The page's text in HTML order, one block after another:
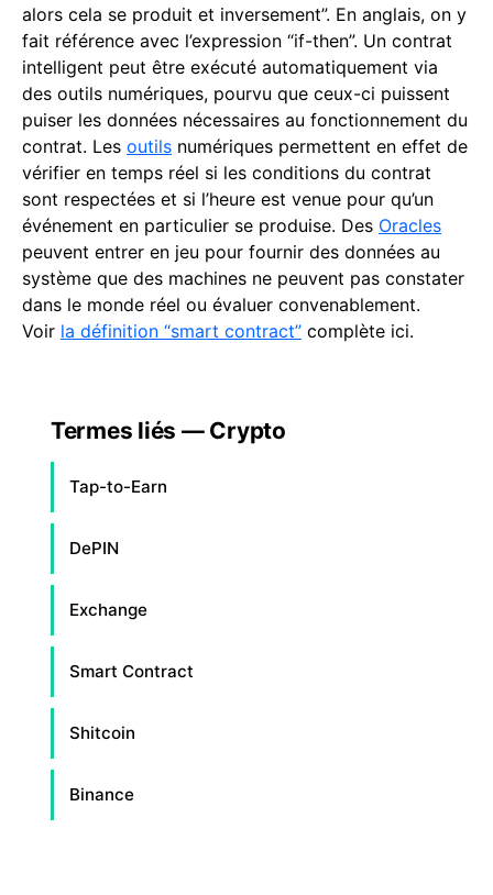
alors cela se produit et inversement”. En anglais, on y
fait référence avec l’expression “if-then”. Un contrat
intelligent peut être exécuté automatiquement via
des outils numériques, pourvu que ceux-ci puissent
puiser les données nécessaires au fonctionnement du
contrat. Les outils numériques permettent en effet de
vérifier en temps réel si les conditions du contrat
sont respectées et si l’heure est venue pour qu’un
événement en particulier se produise. Des Oracles
peuvent entrer en jeu pour fournir des données au
système que des machines ne peuvent pas constater
dans le monde réel ou évaluer convenablement.
Voir la définition “smart contract” complète ici.
Termes liés — Crypto
Tap-to-Earn
DePIN
Exchange
Smart Contract
Shitcoin
Binance